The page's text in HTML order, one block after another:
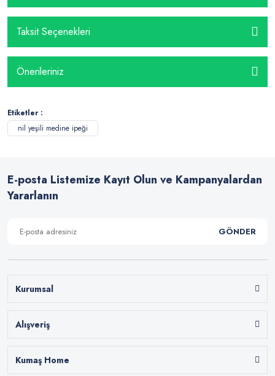
Taksit Seçenekleri
Önerileriniz
Etiketler :
nil yeşili medine ipeği
E-posta Listemize Kayıt Olun ve Kampanyalardan
Yararlanın
GÖNDER
Kurumsal
Alışveriş
Kumaş Home